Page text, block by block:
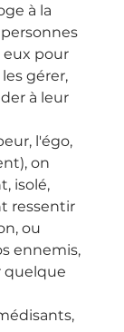
à la
pour
gérer,
à leur
l'égo,
on
isolé,
ressentir
ou
ennemis,
quelque